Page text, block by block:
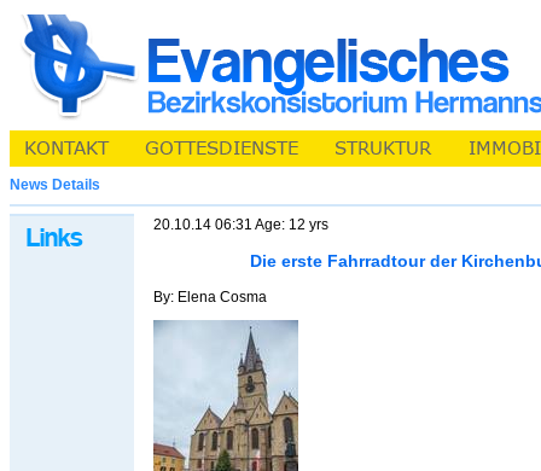
News Details
20.10.14 06:31 Age: 12 yrs
Die erste Fahrradtour der
By: Elena Cosma